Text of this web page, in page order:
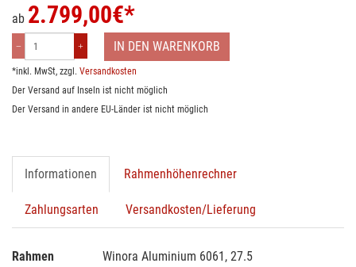
ab 2.799,00€*
IN DEN WARENKORB
*inkl. MwSt, zzgl. Versandkosten
Der Versand auf Inseln ist nicht möglich
Der Versand in andere EU-Länder ist nicht möglich
Informationen Rahmenhöhenrechner
Zahlungsarten Versandkosten/Lieferung
Rahmen
Winora Aluminium 6061, 27.5